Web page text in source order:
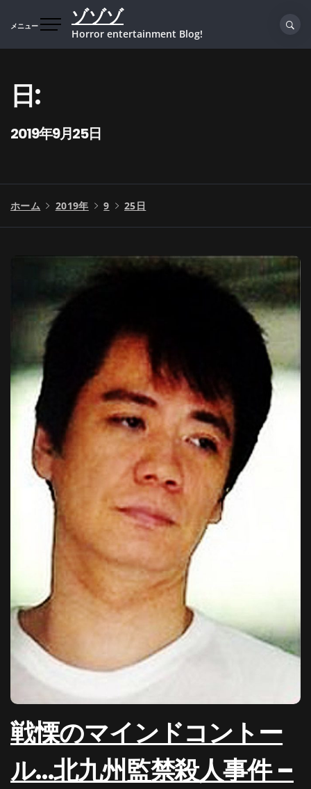
メニュー ゾゾゾ
Horror entertainment Blog!
日:
2019年9月25日
ホーム 2019年 9 25日
戦慄のマインドコントー
ル…北九州監禁殺人事件 –